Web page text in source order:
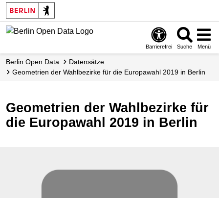
Skip
to
main
Barrierefrei Suche Menü
Berlin Open Data
Datensätze
Geometrien der Wahlbezirke für die Europawahl 2019 in Berlin
Geometrien der Wahlbezirke für
die Europawahl 2019 in Berlin